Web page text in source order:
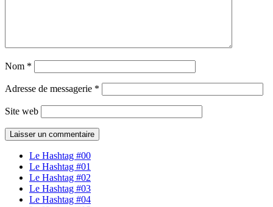
Nom *
Adresse de messagerie *
Site web
Le Hashtag #00
Le Hashtag #01
Le Hashtag #02
Le Hashtag #03
Le Hashtag #04